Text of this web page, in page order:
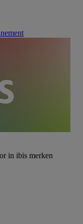
in ibis merken